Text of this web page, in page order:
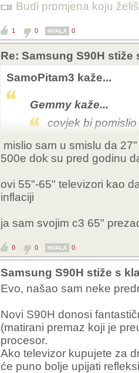
Budi promjena koju
1 0 HVALA 0
Re: Samsung S90H
SamoPitam3 kaže...
Gemmy kaže...
covjek bi
vremenom, a
Sve trenutno ide gore
mislio sam u smislu da
500e dok su pred godinu
ovi 55"-65" televizori kao
inflaciji
ja sam svojim c3 65"
0 0 HVALA 0
Samsung S90H stiže s
Evo, našao sam neke
Novi S90H donosi
(matirani premaz koji je
procesor.
Ako televizor kupujete za
će puno bolje upijati